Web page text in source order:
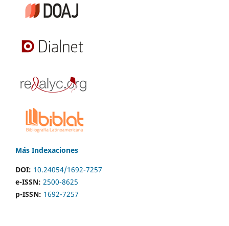
Más Indexaciones
DOI: 10.24054/1692-7257
e-ISSN: 2500-8625
p-ISSN: 1692-7257